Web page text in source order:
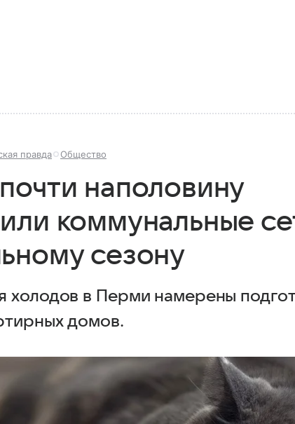
правда Общество
наполовину
коммунальные
сезону
холодов в Перми намерены
домов.